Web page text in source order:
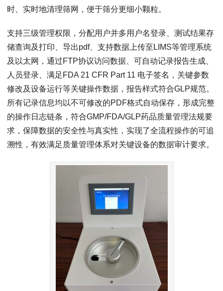
时、实时地清理筛网，便于筛分更细小颗粒。
支持三级管理权限，分配用户并多用户名登录、测试结果存
储查询及打印、导出pdf、支持数据上传至LIMS等管理系统
及以太网，通过FTP协议访问数据、可自动记录报告生成、
人员登录、满足‌FDA 21 CFR Part 11‌ 电子签名，关键参数
修改及设备运行等关键操作数据，报告样式符合GLP规范。
所有记录信息均以不可修改的PDF格式自动保存，形成完整
的操作日志链条，符合GMP/FDA/GLP药品质量管理法规要
求，保障数据的安全性与真实性，实现了全流程操作的可追
溯性，有效满足质量管理体系对关键设备的数据审计要求。